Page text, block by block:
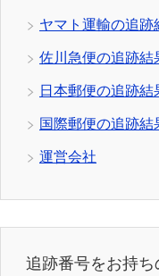
ヤマト運輸の追跡
佐川急便の追跡結
日本郵便の追跡結
国際郵便の追跡結
運営会社
追跡番号をお持